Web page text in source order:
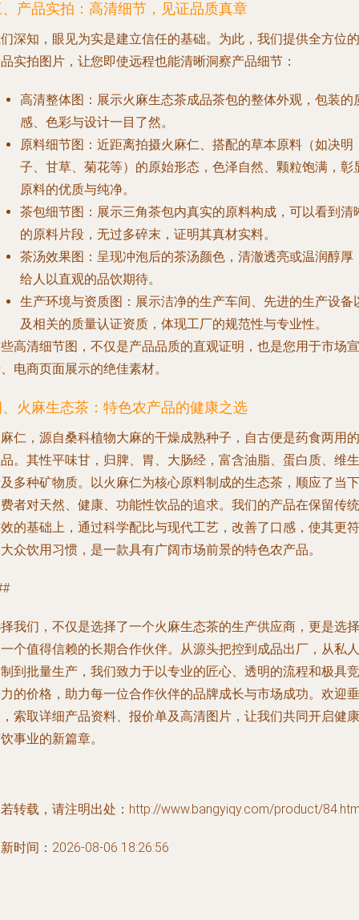
产品实拍：高清细节，见证品质真章
深知，眼见为实是建立信任的基础。为此，我们提供全方位的
实拍图片，让您即使远程也能清晰洞察产品细节：
高清整体图 ：展示火麻生态茶成品茶包的整体外观，包装的
感、色彩与设计一目了然。
原料细节图 ：近距离拍摄火麻仁、搭配的草本原料（如决明
子、甘草、菊花等）的原始形态，色泽自然、颗粒饱满，彰
原料的优质与纯净。
茶包细节图 ：展示三角茶包内真实的原料构成，可以看到清
的原料片段，无过多碎末，证明其真材实料。
茶汤效果图 ：呈现冲泡后的茶汤颜色，清澈透亮或温润醇厚
给人以直观的品饮期待。
生产环境与资质图 ：展示洁净的生产车间、先进的生产设备
及相关的质量认证资质，体现工厂的规范性与专业性。
高清细节图，不仅是产品品质的直观证明，也是您用于市场宣
电商页面展示的绝佳素材。
火麻生态茶：特色农产品的健康之选
仁，源自桑科植物大麻的干燥成熟种子，自古便是药食两用的
。其性平味甘，归脾、胃、大肠经，富含油脂、蛋白质、维生
多种矿物质。以火麻仁为核心原料制成的生态茶，顺应了当下
者对天然、健康、功能性饮品的追求。我们的产品在保留传统
的基础上，通过科学配比与现代工艺，改善了口感，使其更符
众饮用习惯，是一款具有广阔市场前景的特色农产品。
我们，不仅是选择了一个火麻生态茶的生产供应商，更是选择
个值得信赖的长期合作伙伴。从源头把控到成品出厂，从私人
到批量生产，我们致力于以专业的匠心、透明的流程和极具竞
的价格，助力每一位合作伙伴的品牌成长与市场成功。欢迎垂
索取详细产品资料、报价单及高清图片，让我们共同开启健康
事业的新篇章。
转载，请注明出处：http://www.bangyiqy.com/product/
时间：2026-08-06 18:26:56